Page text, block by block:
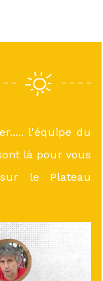
l'équipe du
là pour vous
le Plateau